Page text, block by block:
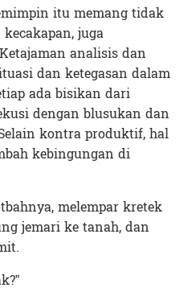
itu memang tidak
juga
analisis dan
dan ketegasan dalam
ada bisikan dari
dengan blusukan dan
kontra produktif, hal
kebingungan di
melempar kretek
jemari ke tanah, dan